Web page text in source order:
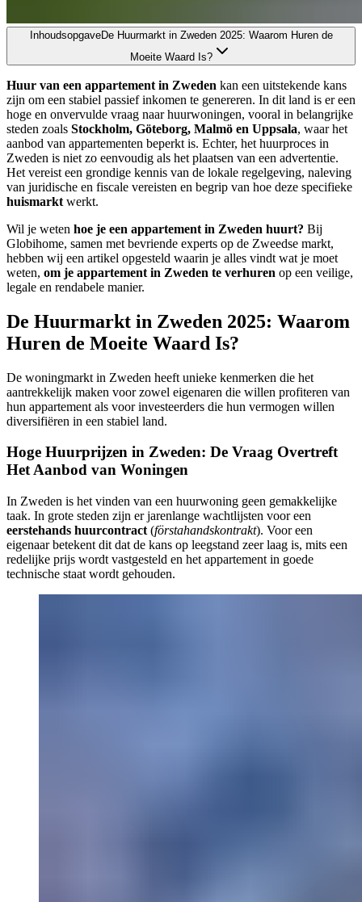
InhoudsopgaveDe Huurmarkt in Zweden 2025: Waarom Huren de
Moeite Waard Is?
Huur van een appartement in Zweden kan een uitstekende kans
zijn om een stabiel passief inkomen te genereren. In dit land is er een
hoge en onvervulde vraag naar huurwoningen, vooral in belangrijke
steden zoals Stockholm, Göteborg, Malmö en Uppsala, waar het
aanbod van appartementen beperkt is. Echter, het huurproces in
Zweden is niet zo eenvoudig als het plaatsen van een advertentie.
Het vereist een grondige kennis van de lokale regelgeving, naleving
van juridische en fiscale vereisten en begrip van hoe deze specifieke
huismarkt werkt.
Wil je weten hoe je een appartement in Zweden huurt? Bij
Globihome, samen met bevriende experts op de Zweedse markt,
hebben wij een artikel opgesteld waarin je alles vindt wat je moet
weten, om je appartement in Zweden te verhuren op een veilige,
legale en rendabele manier.
De Huurmarkt in Zweden 2025: Waarom
Huren de Moeite Waard Is?
De woningmarkt in Zweden heeft unieke kenmerken die het
aantrekkelijk maken voor zowel eigenaren die willen profiteren van
hun appartement als voor investeerders die hun vermogen willen
diversifiëren in een stabiel land.
Hoge Huurprijzen in Zweden: De Vraag Overtreft
Het Aanbod van Woningen
In Zweden is het vinden van een huurwoning geen gemakkelijke
taak. In grote steden zijn er jarenlange wachtlijsten voor een
eerstehands huurcontract (förstahandskontrakt). Voor een
eigenaar betekent dit dat de kans op leegstand zeer laag is, mits een
redelijke prijs wordt vastgesteld en het appartement in goede
technische staat wordt gehouden.